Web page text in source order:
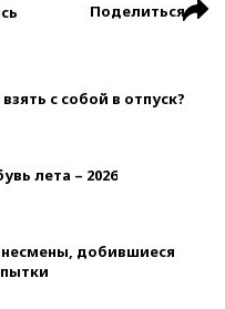
Поделиться
с собой в отпуск?
лета – 2026
добившиеся